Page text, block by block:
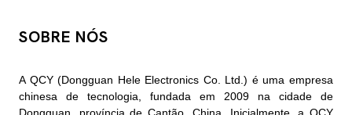
SOBRE NÓS
A QCY (Dongguan Hele Electronics Co. Ltd.) é uma empresa
chinesa de tecnologia, fundada em 2009 na cidade de